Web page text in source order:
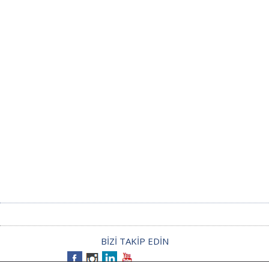
BİZİ TAKİP EDİN